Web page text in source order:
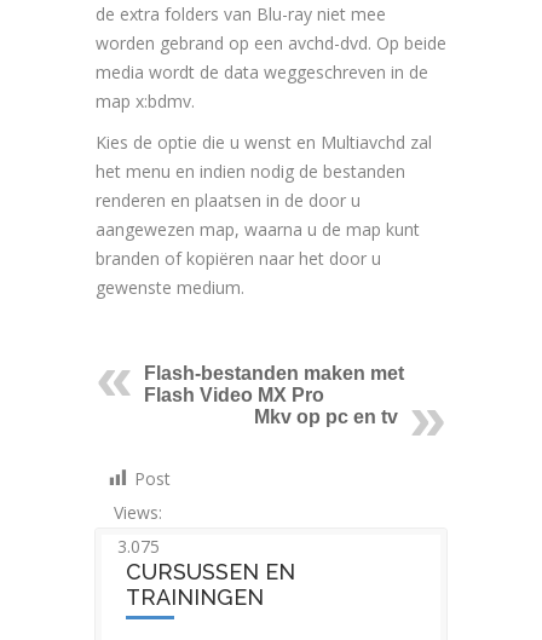
de extra folders van Blu-ray niet mee
worden gebrand op een avchd-dvd. Op beide
media wordt de data weggeschreven in de
map x:bdmv.
Kies de optie die u wenst en Multiavchd zal
het menu en indien nodig de bestanden
renderen en plaatsen in de door u
aangewezen map, waarna u de map kunt
branden of kopiëren naar het door u
gewenste medium.
Flash-bestanden maken met
Flash Video MX Pro
Mkv op pc en tv
Post
Views:
3.075
CURSUSSEN EN
TRAININGEN